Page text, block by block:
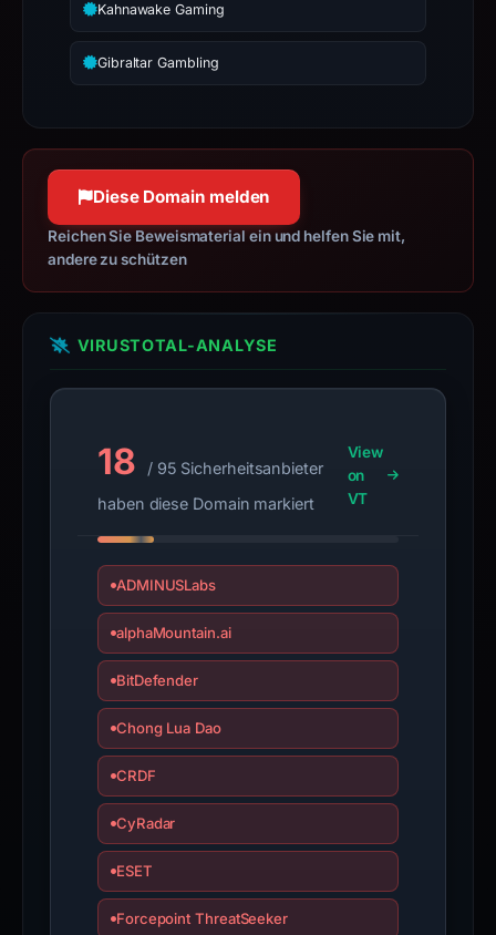
the
domain;
submit
appeal
if
report
is
Kahnawake Gaming
Gibraltar Gambling
Diese Domain melden
Reichen Sie Beweismaterial ein und helfen Sie mit,
andere zu schützen
VIRUSTOTAL-ANALYSE
18
/ 95 Sicherheitsanbieter
haben diese Domain markiert
View
on
VT
ADMINUSLabs
alphaMountain.ai
BitDefender
Chong Lua Dao
CRDF
CyRadar
ESET
Forcepoint ThreatSeeker